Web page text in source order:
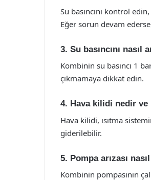
Su basıncını kontrol
Eğer sorun devam
3. Su basıncını nasıl
Kombinin su basıncı 1
çıkmamaya dikkat edin.
4. Hava kilidi nedir ve
Hava kilidi, ısıtma
giderilebilir.
5. Pompa arızası
Kombinin pompasının